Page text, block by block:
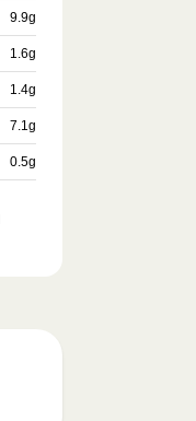
9.9g
1.6g
1.4g
7.1g
0.5g